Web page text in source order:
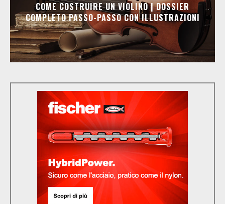
COME COSTRUIRE UN VIOLINO | DOSSIER
COMPLETO PASSO-PASSO CON ILLUSTRAZIONI